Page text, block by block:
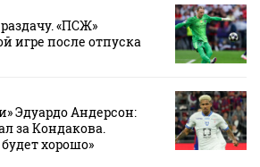
«ПСЖ»
игре после отпуска
Эдуардо Андерсон:
за Кондакова.
хорошо»